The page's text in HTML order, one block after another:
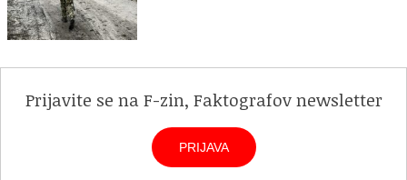
Prijavite se na F-zin, Faktografov newsletter
PRIJAVA